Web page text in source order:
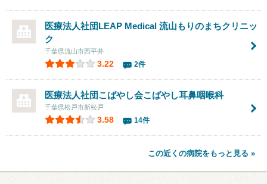
医療法人社団LEAP Medical 流山もりのまちクリニッ
ク
千葉県流山市西平井
3.22 2件
医療法人社団こばやし会こばやし耳鼻咽喉科
千葉県松戸市新松戸
3.58 14件
この近くの病院をもっと見る »